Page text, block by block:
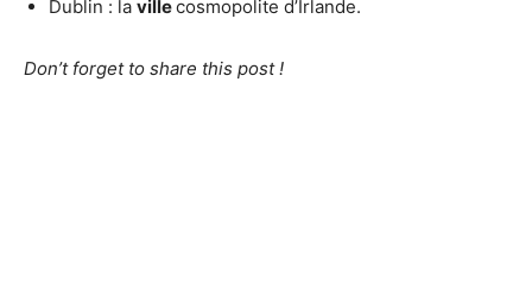
Dublin : la villecosmopolite d’Irlande.
Don’t forget to share this post !